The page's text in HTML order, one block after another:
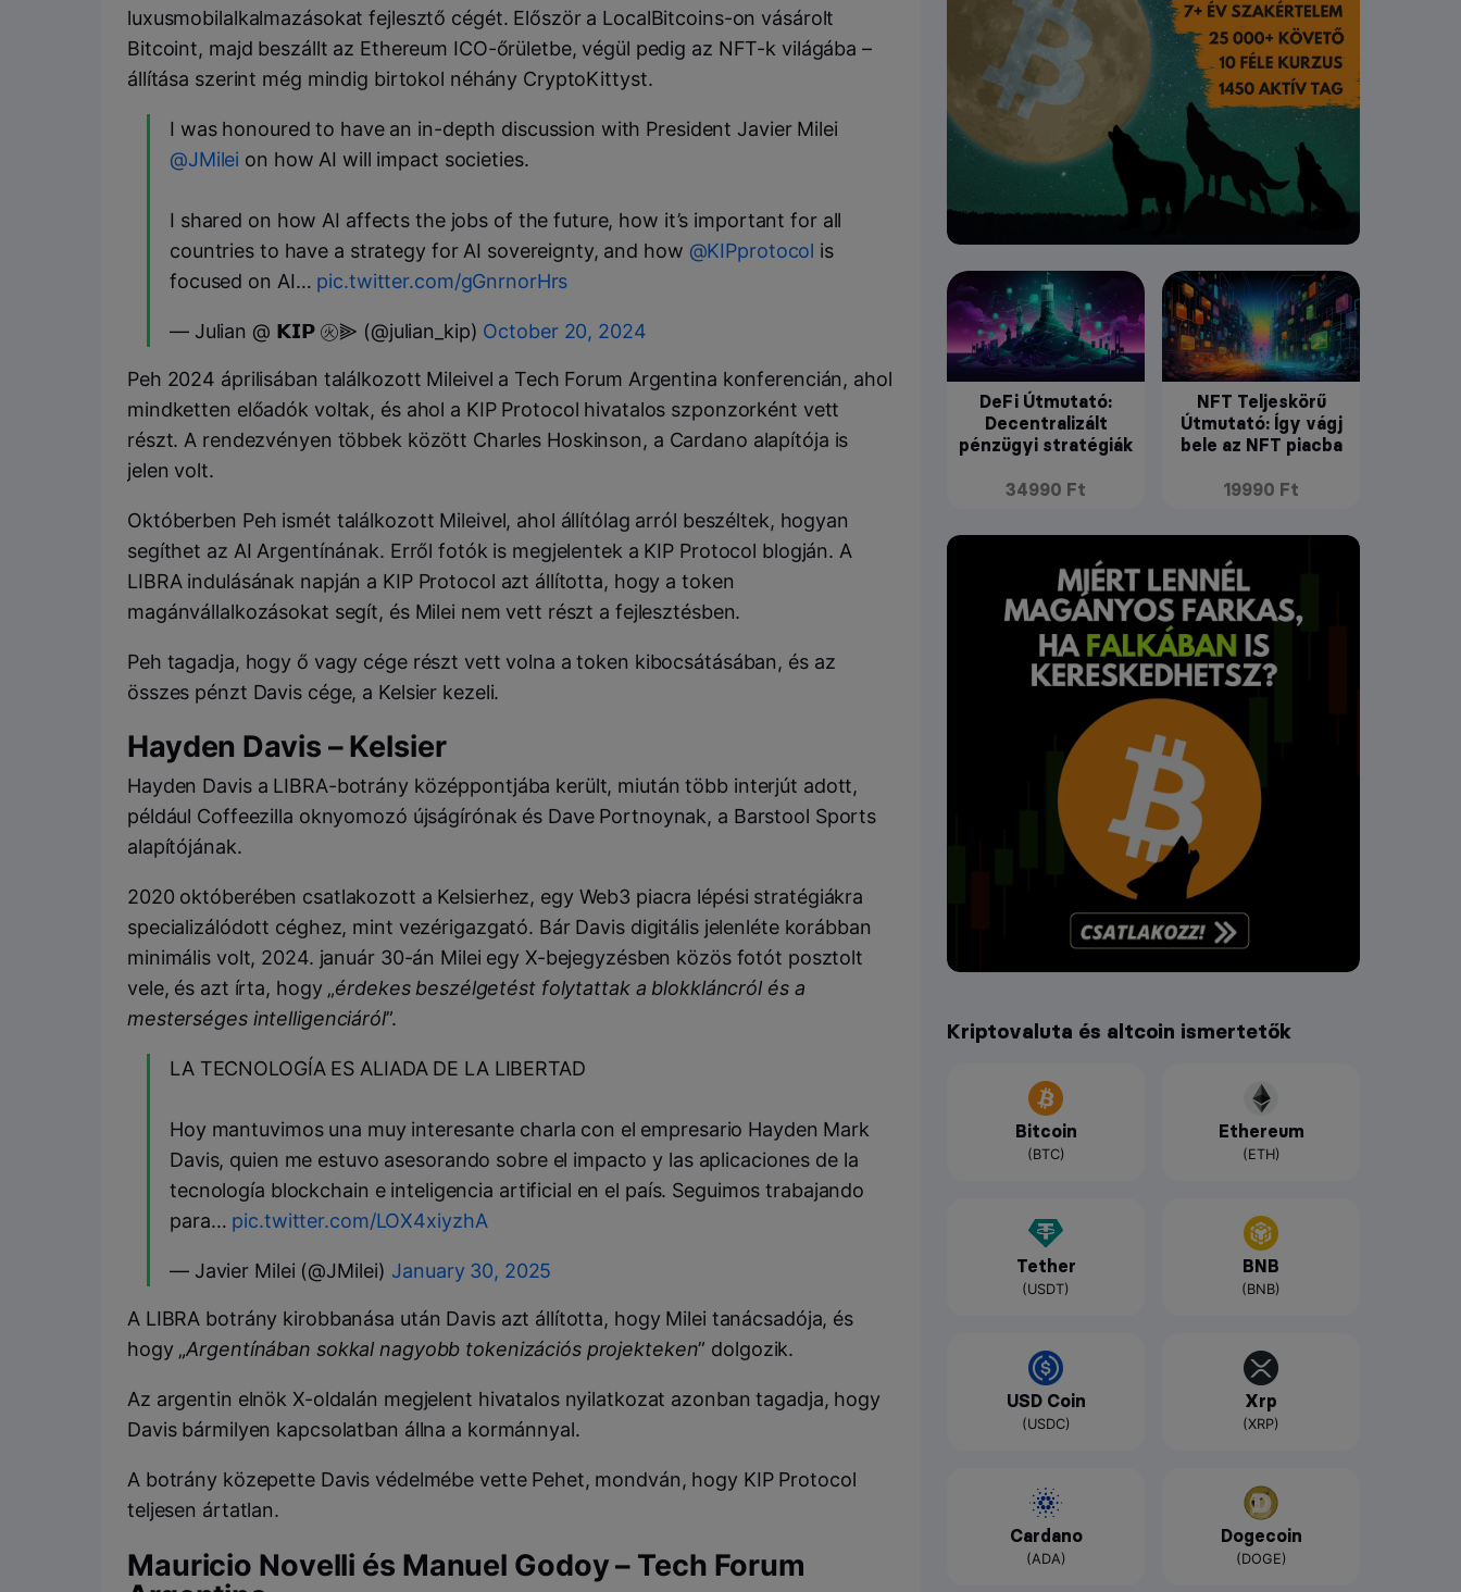
luxusmobilalkalmazásokat fejlesztő cégét. Először a LocalBitcoins-on vásárolt
Bitcoint, majd beszállt az Ethereum ICO-őrületbe, végül pedig az NFT-k világába –
állítása szerint még mindig birtokol néhány CryptoKittyst.
I was honoured to have an in-depth discussion with President Javier Milei
@JMilei on how AI will impact societies.
I shared on how AI affects the jobs of the future, how it’s important for all
countries to have a strategy for AI sovereignty, and how @KIPprotocol is
focused on AI… pic.twitter.com/gGnrnorHrs
— Julian @ 𝗞𝗜𝗣 ㊋⫸ (@julian_kip) October 20, 2024
Peh 2024 áprilisában találkozott Mileivel a Tech Forum Argentina konferencián, ahol
mindketten előadók voltak, és ahol a KIP Protocol hivatalos szponzorként vett
részt. A rendezvényen többek között Charles Hoskinson, a Cardano alapítója is
jelen volt.
Októberben Peh ismét találkozott Mileivel, ahol állítólag arról beszéltek, hogyan
segíthet az AI Argentínának. Erről fotók is megjelentek a KIP Protocol blogján. A
LIBRA indulásának napján a KIP Protocol azt állította, hogy a token
magánvállalkozásokat segít, és Milei nem vett részt a fejlesztésben.
Peh tagadja, hogy ő vagy cége részt vett volna a token kibocsátásában, és az
összes pénzt Davis cége, a Kelsier kezeli.
Hayden Davis – Kelsier
Hayden Davis a LIBRA-botrány középpontjába került, miután több interjút adott,
például Coffeezilla oknyomozó újságírónak és Dave Portnoynak, a Barstool Sports
alapítójának.
2020 októberében csatlakozott a Kelsierhez, egy Web3 piacra lépési stratégiákra
specializálódott céghez, mint vezérigazgató. Bár Davis digitális jelenléte korábban
minimális volt, 2024. január 30-án Milei egy X-bejegyzésben közös fotót posztolt
vele, és azt írta, hogy „érdekes beszélgetést folytattak a blokkláncról és a
mesterséges intelligenciáról”.
LA TECNOLOGÍA ES ALIADA DE LA LIBERTAD
Hoy mantuvimos una muy interesante charla con el empresario Hayden Mark
Davis, quien me estuvo asesorando sobre el impacto y las aplicaciones de la
tecnología blockchain e inteligencia artificial en el país. Seguimos trabajando
para… pic.twitter.com/LOX4xiyzhA
— Javier Milei (@JMilei) January 30, 2025
A LIBRA botrány kirobbanása után Davis azt állította, hogy Milei tanácsadója, és
hogy „Argentínában sokkal nagyobb tokenizációs projekteken” dolgozik.
Az argentin elnök X-oldalán megjelent hivatalos nyilatkozat azonban tagadja, hogy
Davis bármilyen kapcsolatban állna a kormánnyal.
A botrány közepette Davis védelmébe vette Pehet, mondván, hogy KIP Protocol
teljesen ártatlan.
Mauricio Novelli és Manuel Godoy – Tech Forum
DeFi Útmutató:
Decentralizált
pénzügyi stratégiák
34990 Ft
NFT Teljeskörű
Útmutató: Így vágj
bele az NFT piacba
19990 Ft
Kriptovaluta és altcoin ismertetők
Bitcoin
(BTC)
Ethereum
(ETH)
Tether
(USDT)
BNB
(BNB)
USD Coin
(USDC)
Xrp
(XRP)
Cardano
(ADA)
Dogecoin
(DOGE)